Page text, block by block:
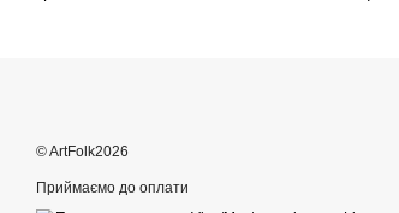
© ArtFolk2026
Приймаємо до оплати